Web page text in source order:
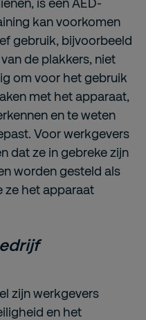
kan voorkomen
gebruik, bijvoorbeeld
de plakkers, niet
om voor het gebruik
met het apparaat,
en te weten
Voor werkgevers
dat ze in gebreke zijn
worden gesteld als
ze het apparaat
zijn werkgevers
en het